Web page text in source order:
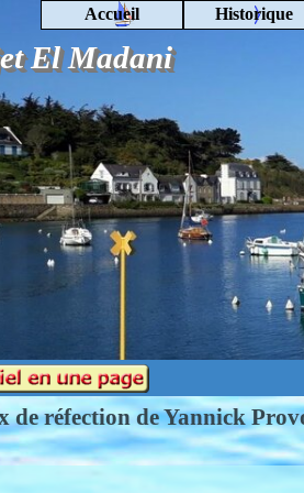
El Madani
Accueil Historique
de réfection de Yannick